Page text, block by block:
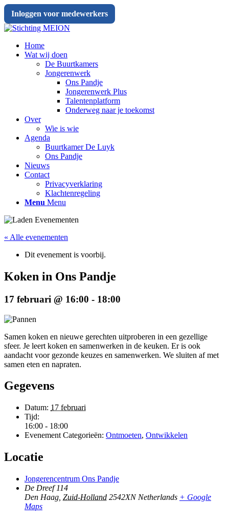
Inloggen voor medewerkers
Home
Wat wij doen
De Buurtkamers
Jongerenwerk
Ons Pandje
Jongerenwerk Plus
Talentenplatform
Onderweg naar je toekomst
Over
Wie is wie
Agenda
Buurtkamer De Luyk
Ons Pandje
Nieuws
Contact
Privacyverklaring
Klachtenregeling
Menu Menu
« Alle evenementen
Dit evenement is voorbij.
Koken in Ons Pandje
17 februari @ 16:00 - 18:00
Samen koken en nieuwe gerechten uitproberen in een gezellige
sfeer. Je leert koken en samenwerken in de keuken. Er is ook
aandacht voor gezonde keuzes en samenwerken. We sluiten af met
samen eten en napraten.
Gegevens
Datum: 17 februari
Tijd:
16:00 - 18:00
Evenement Categorieën: Ontmoeten, Ontwikkelen
Locatie
Jongerencentrum Ons Pandje
De Dreef 114
Den Haag Zuid-Holland 2542XN Netherlands + Google
Maps